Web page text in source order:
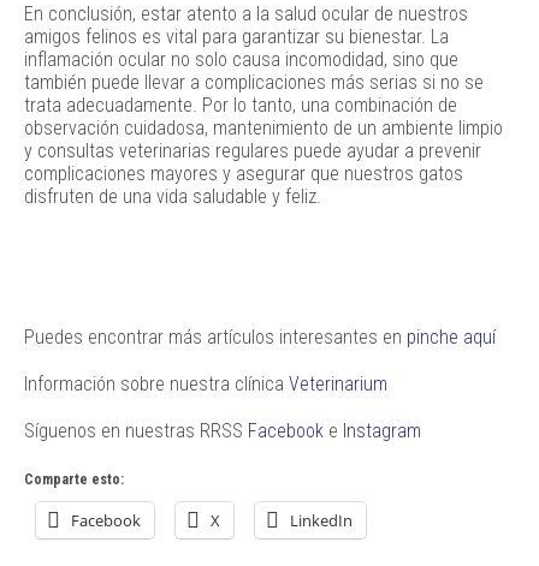
En conclusión, estar atento a la salud ocular de nuestros
amigos felinos es vital para garantizar su bienestar. La
inflamación ocular no solo causa incomodidad, sino que
también puede llevar a complicaciones más serias si no se
trata adecuadamente. Por lo tanto, una combinación de
observación cuidadosa, mantenimiento de un ambiente limpio
y consultas veterinarias regulares puede ayudar a prevenir
complicaciones mayores y asegurar que nuestros gatos
disfruten de una vida saludable y feliz.
Puedes encontrar más artículos interesantes en pinche aquí
Información sobre nuestra clínica Veterinarium
Síguenos en nuestras RRSS Facebook e Instagram
Comparte esto:
Facebook X LinkedIn